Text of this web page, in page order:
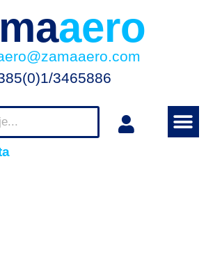
aero
3465886